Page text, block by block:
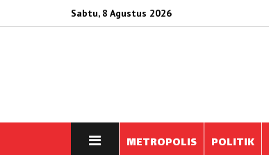
Sabtu, 8 Agustus 2026
METROPOLIS POLITIK